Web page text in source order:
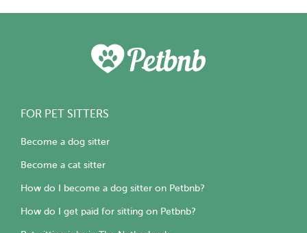
FOR PET SITTERS
Become a dog sitter
Become a cat sitter
How do I become a dog sitter on Petbnb?
How do I get paid for sitting on Petbnb?